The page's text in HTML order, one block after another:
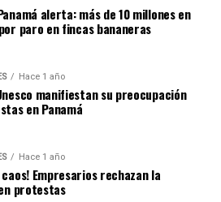
alerta: más de 10 millones en
paro en fincas bananeras
Hace 1 año
manifiestan su preocupación
en Panamá
Hace 1 año
caos! Empresarios rechazan la
protestas